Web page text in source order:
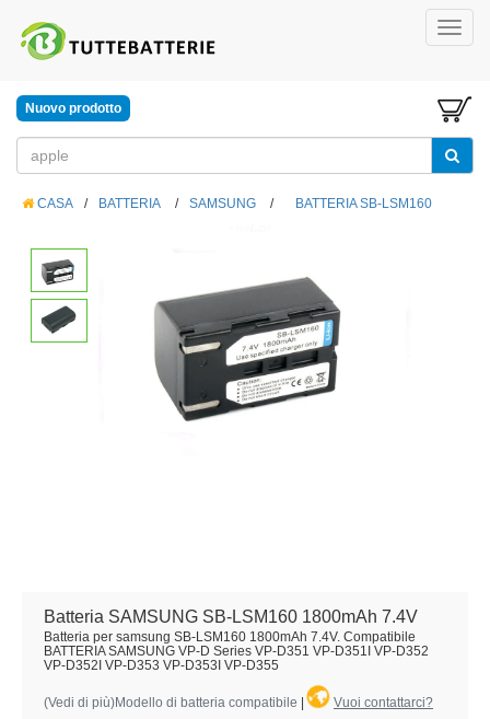
Nuovo prodotto
CASA / BATTERIA / SAMSUNG / BATTERIA SB-LSM160
Batteria SAMSUNG SB-LSM160 1800mAh 7.4V
Batteria per samsung SB-LSM160 1800mAh 7.4V. Compatibile
BATTERIA SAMSUNG VP-D Series VP-D351 VP-D351I VP-D352
VP-D352I VP-D353 VP-D353I VP-D355
(Vedi di più)Modello di batteria compatibile Vuoi contattarci?